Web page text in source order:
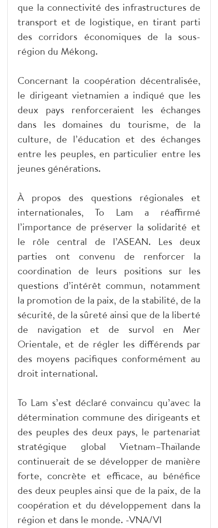
que la connectivité des infrastructures de
transport et de logistique, en tirant parti
des corridors économiques de la sous-
région du Mékong.
Concernant la coopération décentralisée,
le dirigeant vietnamien a indiqué que les
deux pays renforceraient les échanges
dans les domaines du tourisme, de la
culture, de l’éducation et des échanges
entre les peuples, en particulier entre les
jeunes générations.
À propos des questions régionales et
internationales, To Lam a réaffirmé
l’importance de préserver la solidarité et
le rôle central de l’ASEAN. Les deux
parties ont convenu de renforcer la
coordination de leurs positions sur les
questions d’intérêt commun, notamment
la promotion de la paix, de la stabilité, de la
sécurité, de la sûreté ainsi que de la liberté
de navigation et de survol en Mer
Orientale, et de régler les différends par
des moyens pacifiques conformément au
droit international.
To Lam s’est déclaré convaincu qu’avec la
détermination commune des dirigeants et
des peuples des deux pays, le partenariat
stratégique global Vietnam–Thaïlande
continuerait de se développer de manière
forte, concrète et efficace, au bénéfice
des deux peuples ainsi que de la paix, de la
coopération et du développement dans la
région et dans le monde. -VNA/VI